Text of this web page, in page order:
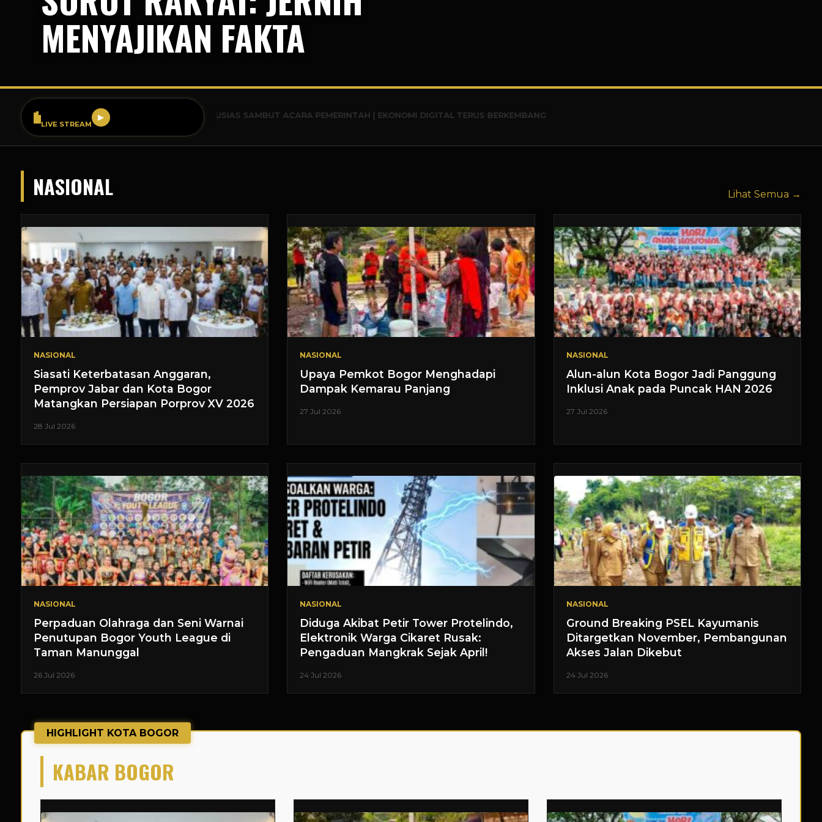
MENYAJIKAN FAKTA
LIVE STREAM
▶
BREAKING NEWS: WARGA BOGOR ANTUSIAS SAMBUT ACARA PEMERINTAH | EKONOMI DIGITAL TERUS BERKEMBANG
NASIONAL Lihat Semua →
NASIONAL
Siasati Keterbatasan Anggaran,
Pemprov Jabar dan Kota Bogor
Matangkan Persiapan Porprov XV 2026
28 Jul 2026
NASIONAL
Upaya Pemkot Bogor Menghadapi
Dampak Kemarau Panjang
27 Jul 2026
NASIONAL
Alun-alun Kota Bogor Jadi Panggung
Inklusi Anak pada Puncak HAN 2026
27 Jul 2026
NASIONAL
Perpaduan Olahraga dan Seni Warnai
Penutupan Bogor Youth League di
Taman Manunggal
26 Jul 2026
NASIONAL
Diduga Akibat Petir Tower Protelindo,
Elektronik Warga Cikaret Rusak:
Pengaduan Mangkrak Sejak April!
24 Jul 2026
NASIONAL
Ground Breaking PSEL Kayumanis
Ditargetkan November, Pembangunan
Akses Jalan Dikebut
24 Jul 2026
HIGHLIGHT KOTA BOGOR
KABAR BOGOR